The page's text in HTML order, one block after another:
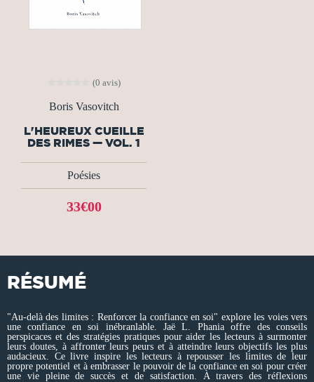
(0 avis)
Boris Vasovitch
L'HEUREUX CUEILLE
DES RIMES — VOL. 1
Poésies
33€00
RÉSUMÉ
"Au-delà des limites : Renforcer la confiance en soi" explore les voies vers
une confiance en soi inébranlable. Jaë L. Phania offre des conseils
perspicaces et des stratégies pratiques pour aider les lecteurs à surmonter
leurs doutes, à affronter leurs peurs et à atteindre leurs objectifs les plus
audacieux. Ce livre inspire les lecteurs à repousser les limites de leur
propre potentiel et à embrasser le pouvoir de la confiance en soi pour créer
une vie pleine de succès et de satisfaction. À travers des réflexions